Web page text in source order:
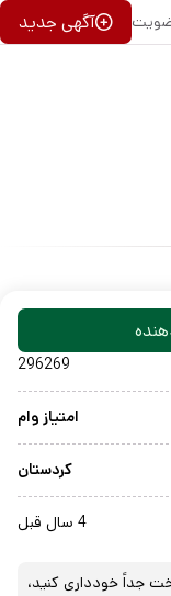
آگهی جدید
296269
امتیاز وام
کردستان
4 سال قبل
جداً خودداری کنید،